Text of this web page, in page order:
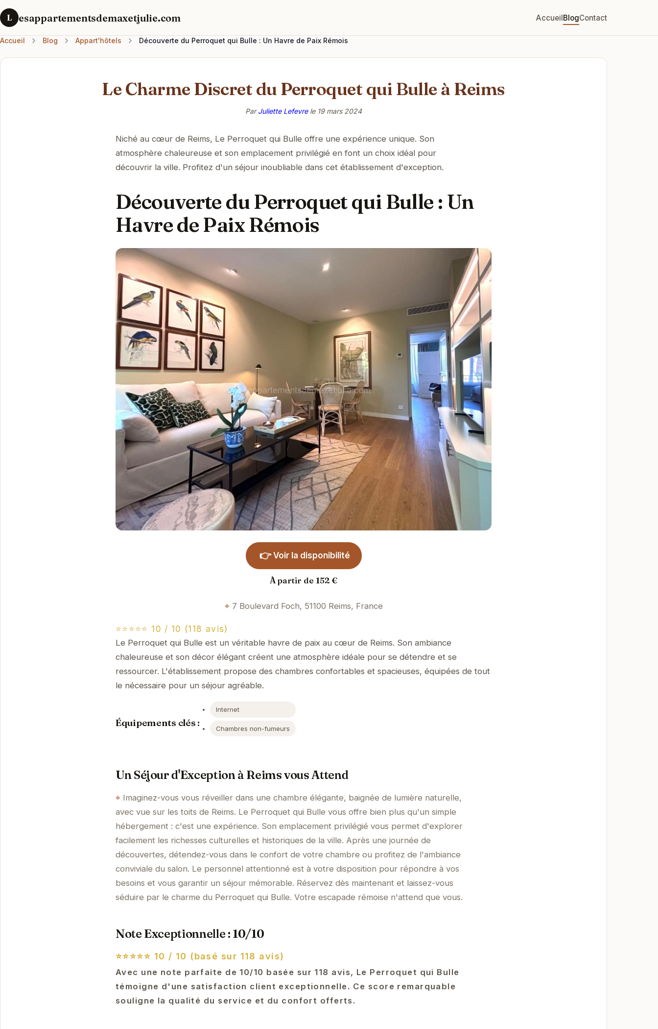
L esappartementsdemaxetjulie.com AccueilBlogContact
Accueil Blog Appart'hôtels Découverte du Perroquet qui Bulle : Un Havre de Paix Rémois
Le Charme Discret du Perroquet qui Bulle à Reims
ParJuliette Lefevrele 19 mars 2024
Niché au cœur de Reims, Le Perroquet qui Bulle offre une expérience unique. Son
atmosphère chaleureuse et son emplacement privilégié en font un choix idéal pour
découvrir la ville. Profitez d'un séjour inoubliable dans cet établissement d'exception.
Découverte du Perroquet qui Bulle : Un
Havre de Paix Rémois
👉 Voir la disponibilité
À partir de 152 €
7 Boulevard Foch, 51100 Reims, France
⭐⭐⭐⭐⭐ 10 / 10 (118 avis)
Le Perroquet qui Bulle est un véritable havre de paix au cœur de Reims. Son ambiance
chaleureuse et son décor élégant créent une atmosphère idéale pour se détendre et se
ressourcer. L'établissement propose des chambres confortables et spacieuses, équipées de tout
le nécessaire pour un séjour agréable.
Équipements clés :
Internet
Chambres non-fumeurs
Un Séjour d'Exception à Reims vous Attend
Imaginez-vous vous réveiller dans une chambre élégante, baignée de lumière naturelle,
avec vue sur les toits de Reims. Le Perroquet qui Bulle vous offre bien plus qu'un simple
hébergement : c'est une expérience. Son emplacement privilégié vous permet d'explorer
facilement les richesses culturelles et historiques de la ville. Après une journée de
découvertes, détendez-vous dans le confort de votre chambre ou profitez de l'ambiance
conviviale du salon. Le personnel attentionné est à votre disposition pour répondre à vos
besoins et vous garantir un séjour mémorable. Réservez dès maintenant et laissez-vous
séduire par le charme du Perroquet qui Bulle. Votre escapade rémoise n'attend que vous.
Note Exceptionnelle : 10/10
⭐⭐⭐⭐⭐ 10 / 10 (basé sur 118 avis)
Avec une note parfaite de 10/10 basée sur 118 avis, Le Perroquet qui Bulle
témoigne d'une satisfaction client exceptionnelle. Ce score remarquable
souligne la qualité du service et du confort offerts.